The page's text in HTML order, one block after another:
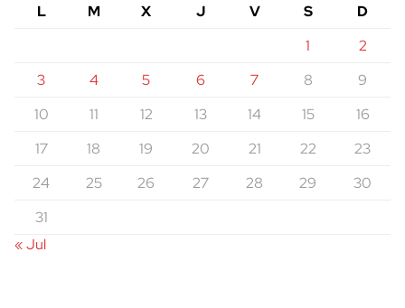
L
M X J V S
D
1
2
3
4 5 6 7 8
9
10
11 12 13 14 15
16
17
18 19 20 21 22
23
24
25 26 27 28 29
30
31
« Jul